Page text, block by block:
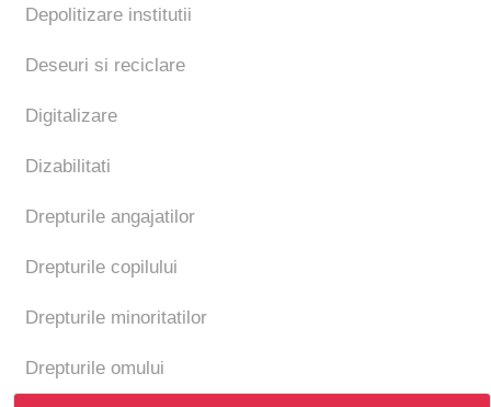
Depolitizare institutii
Deseuri si reciclare
Digitalizare
Dizabilitati
Drepturile angajatilor
Drepturile copilului
Drepturile minoritatilor
Drepturile omului